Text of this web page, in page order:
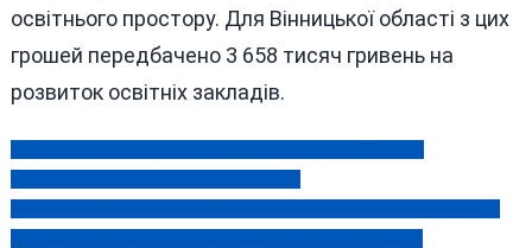
освітнього простору. Для Вінницької області з цих
грошей передбачено 3 658 тисяч гривень на
розвиток освітніх закладів.
Навігація
записів